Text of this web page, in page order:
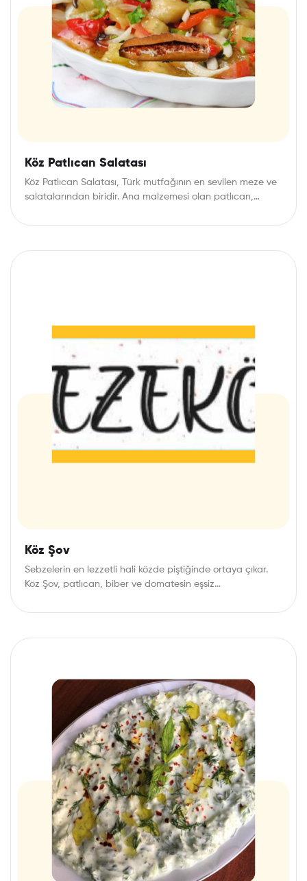
Köz Patlıcan Salatası
Köz Patlıcan Salatası, Türk mutfağının en sevilen meze ve
salatalarından biridir. Ana malzemesi olan patlıcan,…
Köz Şov
Sebzelerin en lezzetli hali közde piştiğinde ortaya çıkar.
Köz Şov, patlıcan, biber ve domatesin eşsiz…